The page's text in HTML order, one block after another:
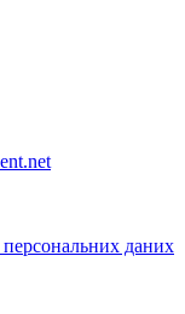
персональних даних